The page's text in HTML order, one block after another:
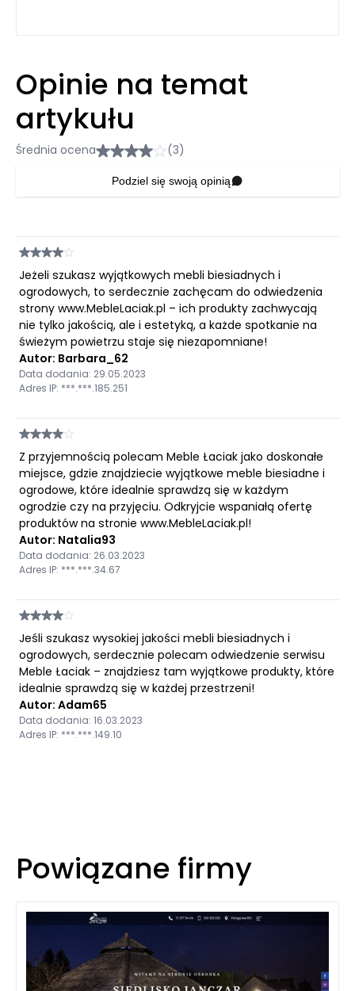
Opinie na temat
artykułu
Średnia ocena (3)
Podziel się swoją opinią
Jeżeli szukasz wyjątkowych mebli biesiadnych i
ogrodowych, to serdecznie zachęcam do odwiedzenia
strony www.MebleLaciak.pl – ich produkty zachwycają
nie tylko jakością, ale i estetyką, a każde spotkanie na
świeżym powietrzu staje się niezapomniane!
Autor: Barbara_62
Data dodania: 29.05.2023
Adres IP: ***.***.185.251
Z przyjemnością polecam Meble Łaciak jako doskonałe
miejsce, gdzie znajdziecie wyjątkowe meble biesiadne i
ogrodowe, które idealnie sprawdzą się w każdym
ogrodzie czy na przyjęciu. Odkryjcie wspaniałą ofertę
produktów na stronie www.MebleLaciak.pl!
Autor: Natalia93
Data dodania: 26.03.2023
Adres IP: ***.***.34.67
Jeśli szukasz wysokiej jakości mebli biesiadnych i
ogrodowych, serdecznie polecam odwiedzenie serwisu
Meble Łaciak – znajdziesz tam wyjątkowe produkty, które
idealnie sprawdzą się w każdej przestrzeni!
Autor: Adam65
Data dodania: 16.03.2023
Adres IP: ***.***.149.10
Powiązane firmy